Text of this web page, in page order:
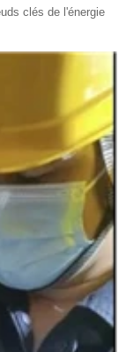
clés de l'énergie